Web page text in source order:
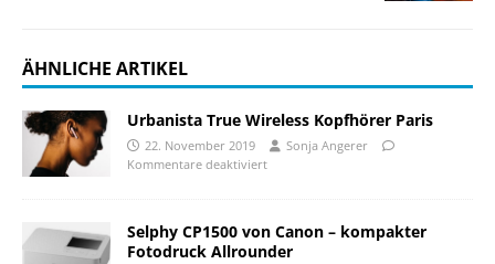
ÄHNLICHE ARTIKEL
Urbanista True Wireless Kopfhörer Paris
22. November 2019
Sonja Angerer
Kommentare deaktiviert
Selphy CP1500 von Canon – kompakter
Fotodruck Allrounder